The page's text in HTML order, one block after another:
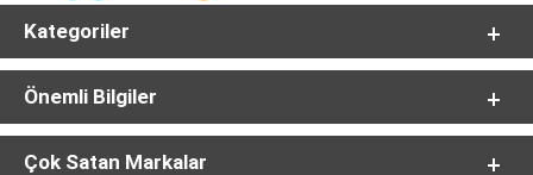
Kategoriler
Önemli Bilgiler
Çok Satan Markalar